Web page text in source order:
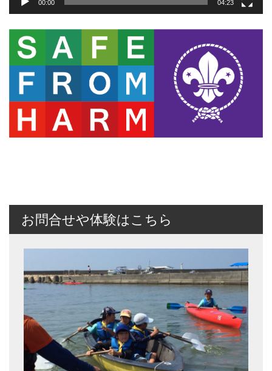
00:00 04:23
お問合せや体験はこちら